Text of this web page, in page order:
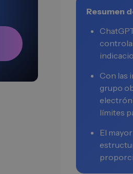
Resumen
Con las
grupo
límites
El